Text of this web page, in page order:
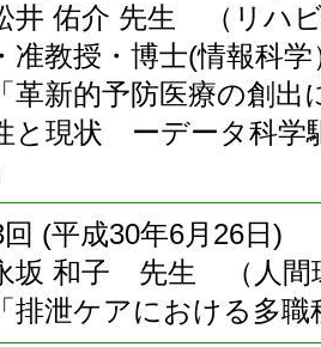
佑介 先生 （リハビ
准教授・博士(情報科学
新的予防医療の創出
と現状 ーデータ科学
(平成30年6月26日)
和子 先生 （人間環
泄ケアにおける多職